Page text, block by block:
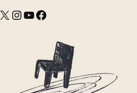
X Instagram YouTube Facebook